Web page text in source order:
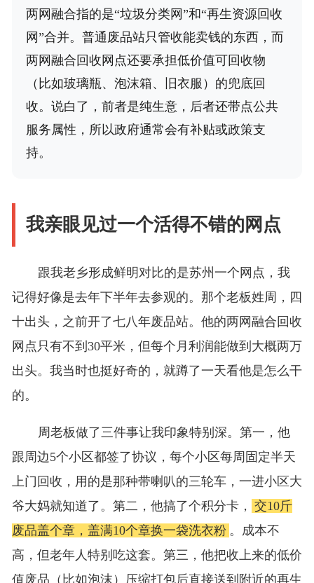
两网融合指的是“垃圾分类网”和“再生资源回收
网”合并。普通废品站只管收能卖钱的东西，而
两网融合回收网点还要承担低价值可回收物
（比如玻璃瓶、泡沫箱、旧衣服）的兜底回
收。说白了，前者是纯生意，后者还带点公共
服务属性，所以政府通常会有补贴或政策支
持。
我亲眼见过一个活得不错的网点
跟我老乡形成鲜明对比的是苏州一个网点，我
记得好像是去年下半年去参观的。那个老板姓周，四
十出头，之前开了七八年废品站。他的两网融合回收
网点只有不到30平米，但每个月利润能做到大概两万
出头。我当时也挺好奇的，就蹲了一天看他是怎么干
的。
周老板做了三件事让我印象特别深。第一，他
跟周边5个小区都签了协议，每个小区每周固定半天
上门回收，用的是那种带喇叭的三轮车，一进小区大
爷大妈就知道了。第二，他搞了个积分卡， 交10斤
废品盖个章，盖满10个章换一袋洗衣粉 。成本不
高，但老年人特别吃这套。第三，他把收上来的低价
值废品（比如泡沫）压缩打包后直接送到附近的再生